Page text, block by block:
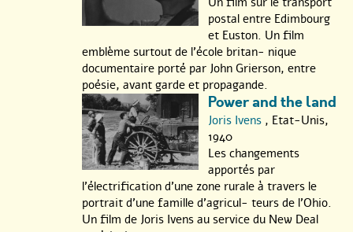
postal entre Edimbourg
et Euston. Un film
emblème surtout de l’école britan- nique
documentaire porté par John Grierson, entre
poésie, avant garde et propagande.
Power and the land
Joris Ivens , Etat-Unis,
1940
Les changements
apportés par
l’électrification d’une zone rurale à travers le
portrait d’une famille d’agricul- teurs de l’Ohio.
Un film de Joris Ivens au service du New Deal